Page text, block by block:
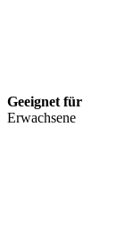
Geeignet für
Erwachsene